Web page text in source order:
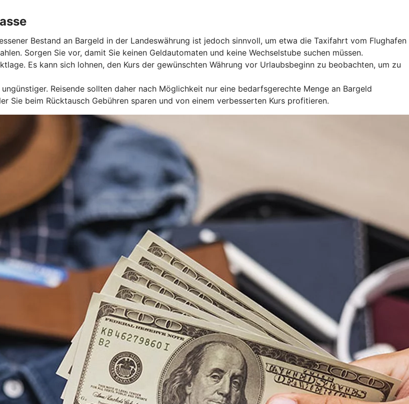
Bestand an Bargeld in der Landeswährung ist jedoch sinnvoll, um etwa die Taxifahrt vom Flughafen
Sorgen Sie vor, damit Sie keinen Geldautomaten und keine Wechselstube suchen müssen.
Es kann sich lohnen, den Kurs der gewünschten Währung vor Urlaubsbeginn zu beobachten, um zu
Reisende sollten daher nach Möglichkeit nur eine bedarfsgerechte Menge an Bargeld
Sie beim Rücktausch Gebühren sparen und von einem verbesserten Kurs profitieren.